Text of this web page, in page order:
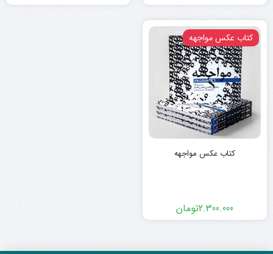
کتاب عکس مواجهه
کتاب عکس مواجهه
2.300.000تومان